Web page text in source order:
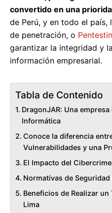
convertido en una
de Perú, y en todo el país,
de penetración, o
garantizar la integridad y
información empresarial.
Tabla de Contenido
DragonJAR: Una
Informática
Conoce la diferencia
Vulnerabilidades y una
El Impacto del
Normativas de
Beneficios de Realizar un
Lima